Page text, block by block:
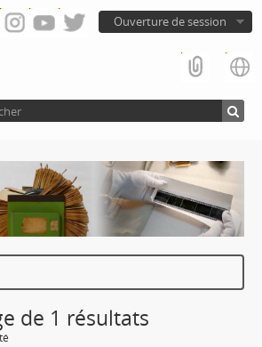
Ouverture de session
de 1 résultats